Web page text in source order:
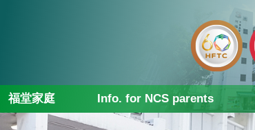
福堂家庭 Info. for NCS parents